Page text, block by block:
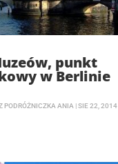
punkt
w Berlinie
PODRÓŻNICZKA ANIA |SIE 22, 2014